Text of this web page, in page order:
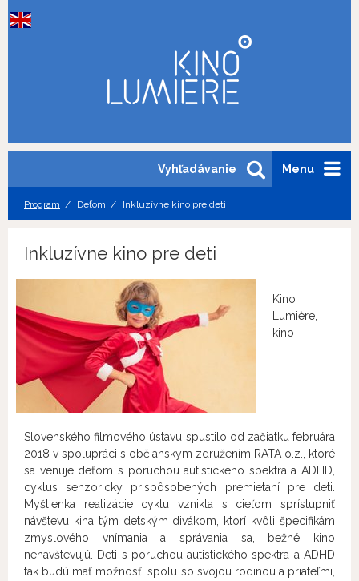
Menu
Vyhľadávanie
Program Deťom Inkluzívne kino pre deti
Inkluzívne kino pre deti
Kino
Lumière,
kino
Slovenského filmového ústavu spustilo od začiatku februára
2018 v spolupráci s občianskym združením RATA o.z., ktoré
sa venuje deťom s poruchou autistického spektra a ADHD,
cyklus senzoricky prispôsobených premietaní pre deti.
Myšlienka realizácie cyklu vznikla s cieľom sprístupniť
návštevu kina tým detským divákom, ktorí kvôli špecifikám
zmyslového vnímania a správania sa, bežné kino
nenavštevujú. Deti s poruchou autistického spektra a ADHD
tak budú mať možnosť, spolu so svojou rodinou a priateľmi,